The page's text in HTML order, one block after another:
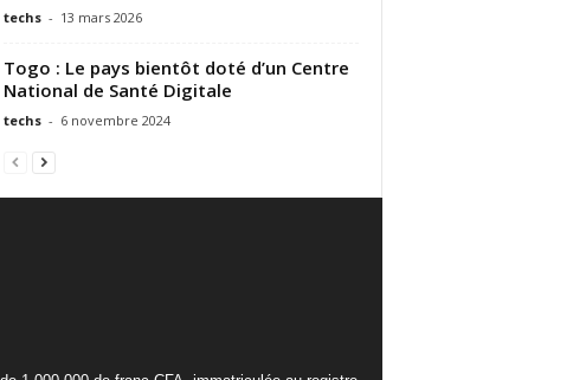
techs - 13 mars 2026
Togo : Le pays bientôt doté d’un Centre
National de Santé Digitale
techs - 6 novembre 2024